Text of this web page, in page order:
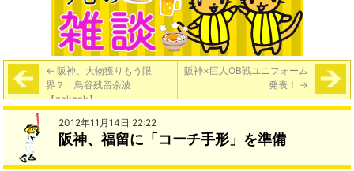
← 阪神、大物獲りもう限
界？ 鳥谷残留余波
【zakzak】
阪神×巨人OB戦ユニフォーム
発表！ →
2012年11月14日 22:22
阪神、福留に「コーチ手形」を準備